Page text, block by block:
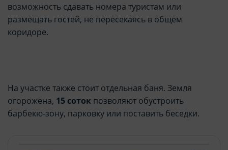
возможность сдавать номера туристам или
размещать гостей, не пересекаясь в общем
коридоре.
На участке также стоит отдельная баня. Земля
огорожена, 15 соток позволяют обустроить
барбекю-зону, парковку или поставить беседки.